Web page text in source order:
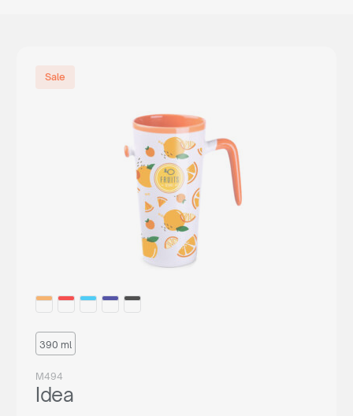
Sale
390 ml
M494
Idea